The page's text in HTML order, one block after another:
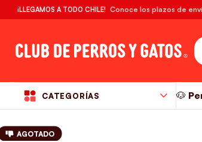
¡LLEGAMOS A TODO CHILE! Conoce los plazos de
CATEGORÍAS 🐶
AGOTADO
RM